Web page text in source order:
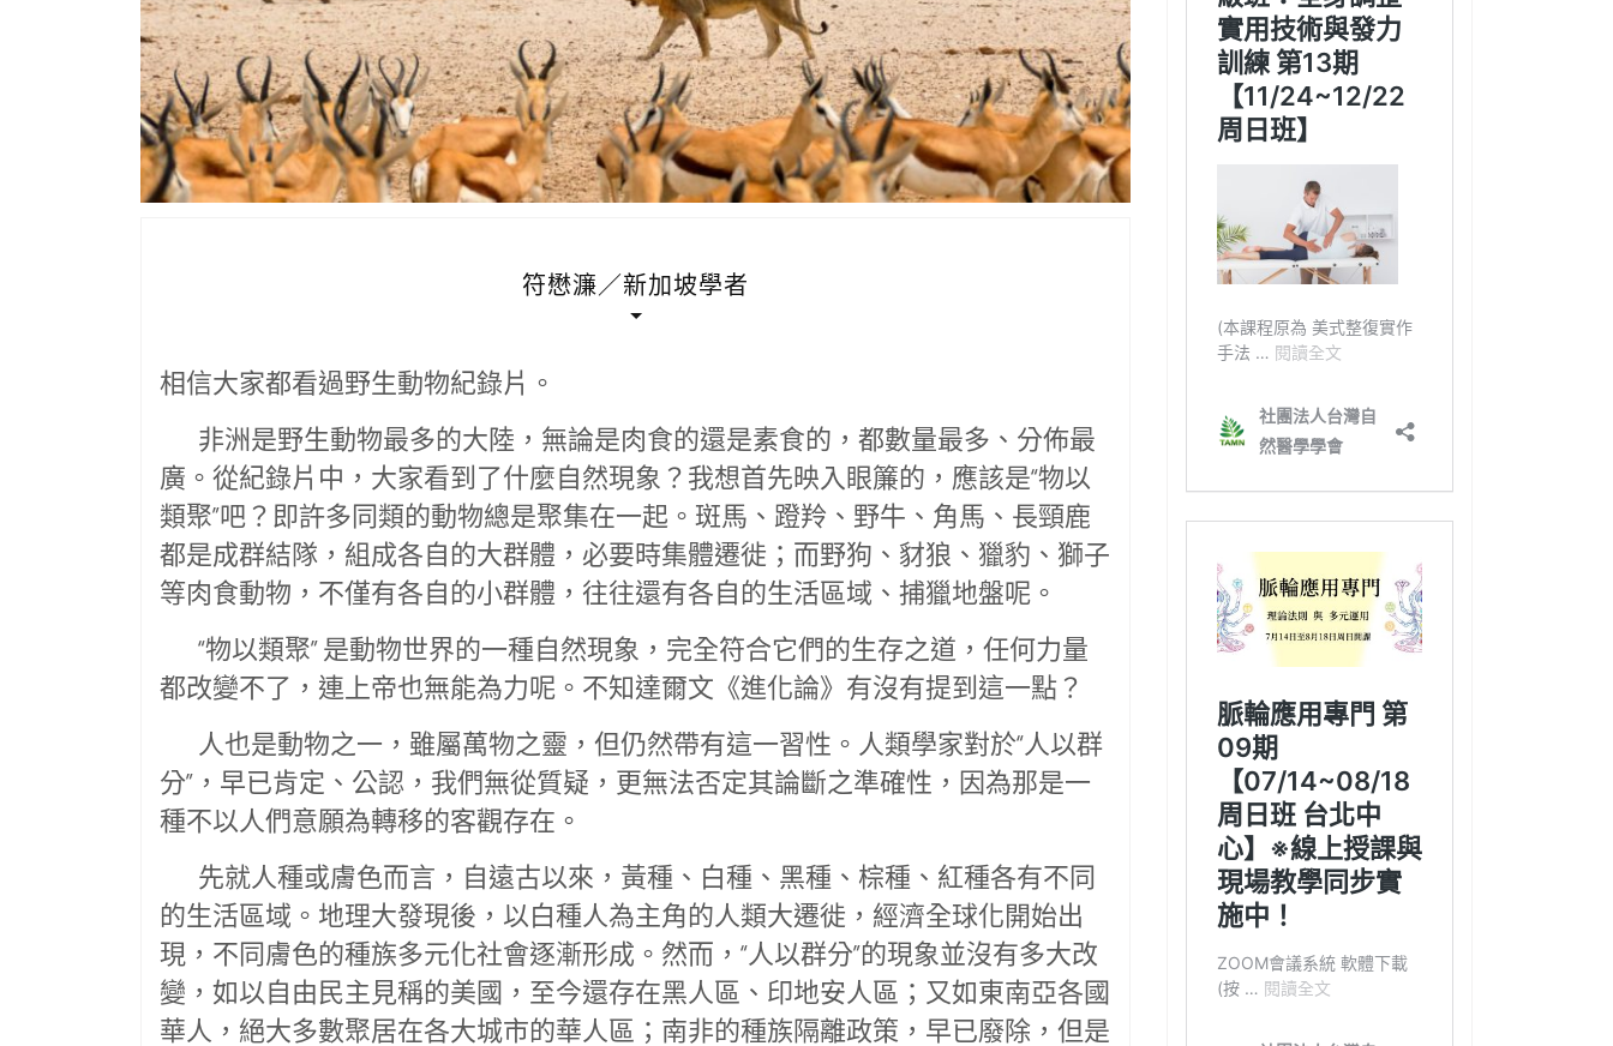
符懋濂／新加坡學者
相信大家都看過野生動物紀錄片。
非洲是野生動物最多的大陸，無論是肉食的還是素食的，都數量最多、分佈最
廣。從紀錄片中，大家看到了什麼自然現象？我想首先映入眼簾的，應該是“物以
類聚”吧？即許多同類的動物總是聚集在一起。斑馬、蹬羚、野牛、角馬、長頸鹿
都是成群結隊，組成各自的大群體，必要時集體遷徙；而野狗、豺狼、獵豹、獅子
等肉食動物，不僅有各自的小群體，往往還有各自的生活區域、捕獵地盤呢。
“物以類聚” 是動物世界的一種自然現象，完全符合它們的生存之道，任何力量
都改變不了，連上帝也無能為力呢。不知達爾文《進化論》有沒有提到這一點？
人也是動物之一，雖屬萬物之靈，但仍然帶有這一習性。人類學家對於“人以群
分”，早已肯定、公認，我們無從質疑，更無法否定其論斷之準確性，因為那是一
種不以人們意願為轉移的客觀存在。
先就人種或膚色而言，自遠古以來，黃種、白種、黑種、棕種、紅種各有不同
的生活區域。地理大發現後，以白種人為主角的人類大遷徙，經濟全球化開始出
現，不同膚色的種族多元化社會逐漸形成。然而，“人以群分”的現象並沒有多大改
變，如以自由民主見稱的美國，至今還存在黑人區、印地安人區；又如東南亞各國
華人，絕大多數聚居在各大城市的華人區；南非的種族隔離政策，早已廢除，但是